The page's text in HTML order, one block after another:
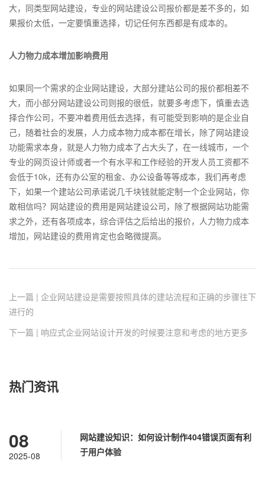
大，同类型网站建设，专业的网站建设公司报价都是差不多的，如
果报价太低，一定要慎重选择，切记任何东西都是有成本的。
人力物力成本增加影响费用
如果同一个需求的企业网站建设，大部分建站公司的报价都相差不
大，而小部分网站建设公司则报的很低，就要多考虑下，慎重去选
择合作公司，不要冲着费用低去选择，有可能受到影响的是企业自
己，随着社会的发展，人力成本物力成本都在增长，除了网站建设
功能需求本身，就是人力物力成本了占大头了，在一线城市，一个
专业的网页设计师或者一个有水平和工作经验的开发人员工资都不
会低于10k，还有办公室的租金、办公设备等等成本，我们再考虑
下，如果一个建站公司承诺说几千块钱就能定制一个企业网站，你
敢相信吗？网站建设的费用是网站建设公司，除了根据网站功能需
求之外，还有各项成本，综合评估之后给出的报价，人力物力成本
增加，网站建设的费用肯定也会略微提高。
上一篇 | 企业网站建设是需要按照具体的建站流程和正确的步骤往下
进行的
下一篇 | 响应式企业网站设计开发的时候要注意和考虑的地方更多
热门资讯
08
2025-08
网站建设知识：如何设计制作404错误页面有利
于用户体验